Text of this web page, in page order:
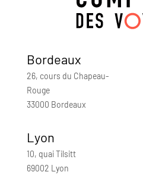
Bordeaux
26, cours du Chapeau-
Rouge
33000 Bordeaux
Lyon
10, quai Tilsitt
69002 Lyon